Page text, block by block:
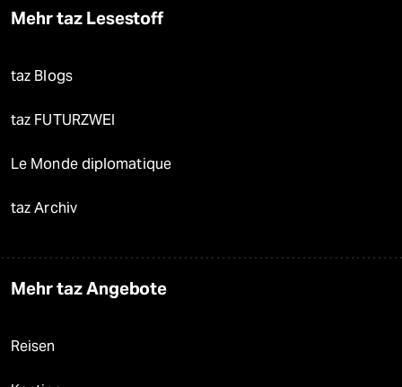
Mehr taz Lesestoff
taz Blogs
taz FUTURZWEI
Le Monde diplomatique
taz Archiv
Mehr taz Angebote
Reisen